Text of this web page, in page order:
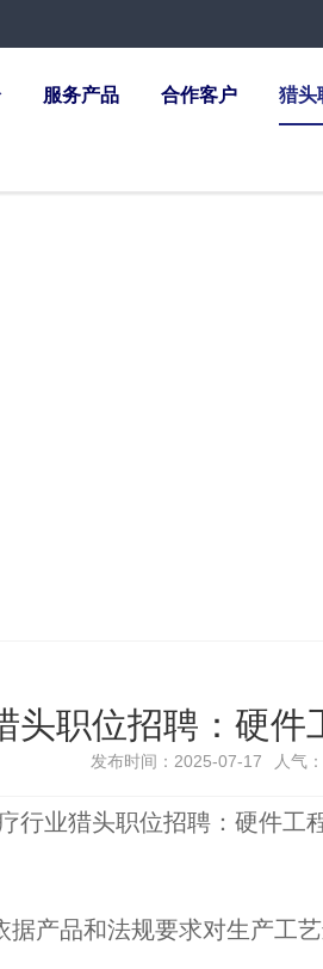
服务产品 合作客户 猎头
头职位招聘：硬件
发布时间：2025-07-17 人气：
行业猎头职位招聘：硬件工
产品和法规要求对生产工